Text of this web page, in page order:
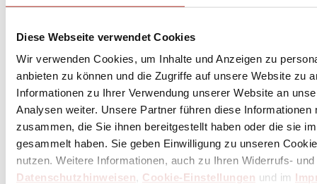
Diese Webseite verwendet Cookies
Wir verwenden Cookies, um Inhalte und Anzeigen zu
anbieten zu können und die Zugriffe auf unsere Website zu
Informationen zu Ihrer Verwendung unserer Website an
Analysen weiter. Unsere Partner führen diese
zusammen, die Sie ihnen bereitgestellt haben oder die sie
gesammelt haben. Sie geben Einwilligung zu unseren
nutzen. Weitere Informationen, auch zu Ihren Widerrufs-
Datenschutzhinweisen, Cookie-Einstellungen und im
Unser Dankeschön für deinen Einkauf ab 100 €